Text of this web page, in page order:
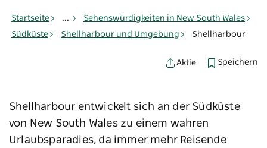
Startseite ...
Sehenswürdigkeiten in New South Wales
Südküste
Shellharbour und Umgebung Shellharbour
Aktie Speichern
Shellharbour entwickelt sich an der Südküste
von New South Wales zu einem wahren
Urlaubsparadies, da immer mehr Reisende